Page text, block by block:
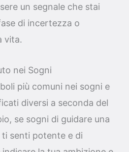
un segnale che stai
di incertezza o
vita.
nei Sogni
più comuni nei sogni e
diversi a seconda del
se sogni di guidare una
ti senti potente e di